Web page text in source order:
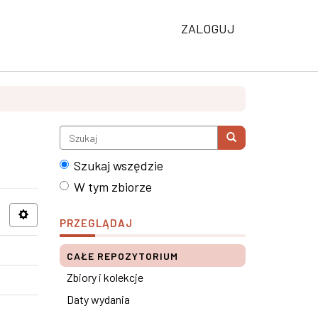
ZALOGUJ
Szukaj wszędzie
W tym zbiorze
PRZEGLĄDAJ
CAŁE REPOZYTORIUM
Zbiory i kolekcje
Daty wydania